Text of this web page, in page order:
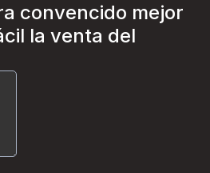
convencido mejor
la venta del